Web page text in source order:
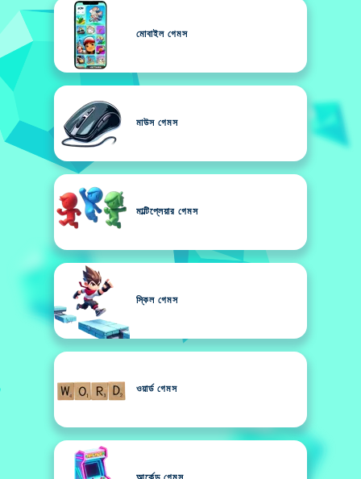
মোবাইল গেমস
মাউস গেমস
মাল্টিপ্লেয়ার গেমস
স্কিল গেমস
ওয়ার্ড গেমস